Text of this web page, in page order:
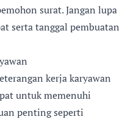
surat. Jangan lupa
serta tanggal pembuatan
kerja karyawan
untuk memenuhi
penting seperti